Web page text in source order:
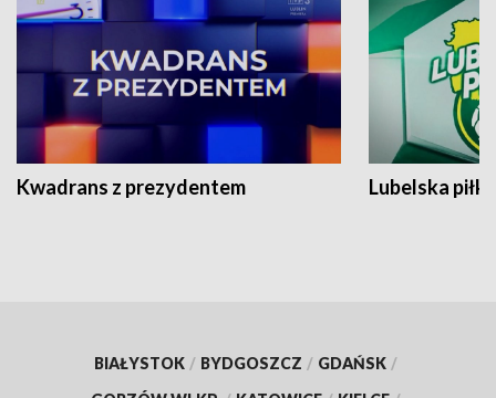
Kwadrans z prezydentem Lubelska piłka
BIAŁYSTOK / BYDGOSZCZ / GDAŃSK /